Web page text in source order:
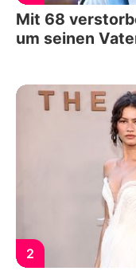
Mit 68
um seinen
2